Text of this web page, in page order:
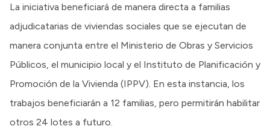
La iniciativa beneficiará de manera directa a familias
adjudicatarias de viviendas sociales que se ejecutan de
manera conjunta entre el Ministerio de Obras y Servicios
Públicos, el municipio local y el Instituto de Planificación y
Promoción de la Vivienda (IPPV). En esta instancia, los
trabajos beneficiarán a 12 familias, pero permitirán habilitar
otros 24 lotes a futuro.